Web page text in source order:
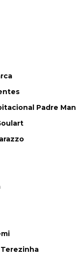
Padre
Terezinha